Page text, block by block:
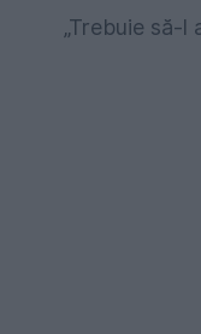
„Trebuie să-l